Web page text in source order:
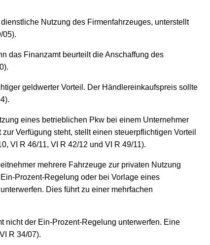
Nutzung des Firmenfahrzeuges, unterstellt
05).
das Finanzamt beurteilt die Anschaffung des
geldwerter Vorteil. Der Händlereinkaufspreis sollte
eines betrieblichen Pkw bei einem Unternehmer
Verfügung steht, stellt einen steuerpflichtigen Vorteil
VI R 46/11, VI R 42/12 und VI R 49/11).
mehrere Fahrzeuge zur privaten Nutzung
Prozent-Regelung oder bei Vorlage eines
Dies führt zu einer mehrfachen
nicht der Ein-Prozent-Regelung unterwerfen. Eine
R 34/07).